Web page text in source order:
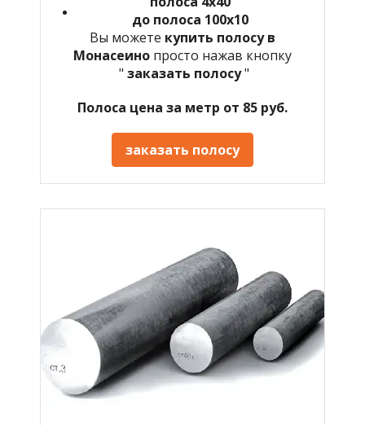
до полоса 100х10
Вы можете купить полосу в
Монасеино просто нажав кнопку
" заказать полосу"
Полоса цена за метр от 85 руб.
заказать полосу